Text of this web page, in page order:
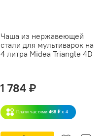
Чаша из нержавеющей
стали для мультиварок на
4 литра Midea Triangle 4D
1 784 ₽
Плати частями 468 ₽ x 4